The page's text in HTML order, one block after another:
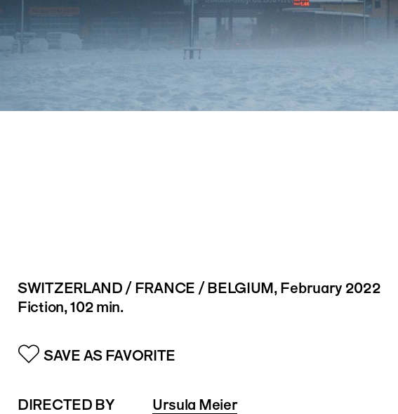
SWITZERLAND / FRANCE / BELGIUM, February 2022
Fiction, 102 min.
SAVE AS FAVORITE
DIRECTED BY
Ursula Meier